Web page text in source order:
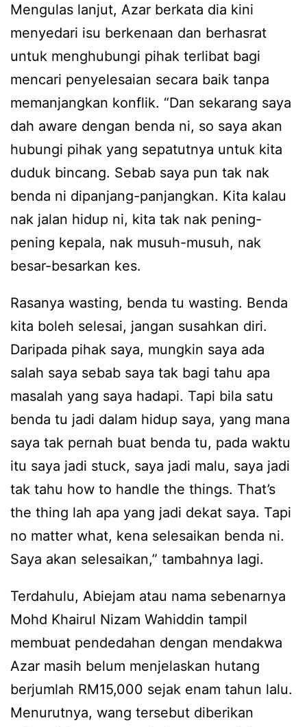
Mengulas lanjut, Azar berkata dia kini
menyedari isu berkenaan dan berhasrat
untuk menghubungi pihak terlibat bagi
mencari penyelesaian secara baik tanpa
memanjangkan konflik. “Dan sekarang saya
dah aware dengan benda ni, so saya akan
hubungi pihak yang sepatutnya untuk kita
duduk bincang. Sebab saya pun tak nak
benda ni dipanjang-panjangkan. Kita kalau
nak jalan hidup ni, kita tak nak pening-
pening kepala, nak musuh-musuh, nak
besar-besarkan kes.
Rasanya wasting, benda tu wasting. Benda
kita boleh selesai, jangan susahkan diri.
Daripada pihak saya, mungkin saya ada
salah saya sebab saya tak bagi tahu apa
masalah yang saya hadapi. Tapi bila satu
benda tu jadi dalam hidup saya, yang mana
saya tak pernah buat benda tu, pada waktu
itu saya jadi stuck, saya jadi malu, saya jadi
tak tahu how to handle the things. That’s
the thing lah apa yang jadi dekat saya. Tapi
no matter what, kena selesaikan benda ni.
Saya akan selesaikan,” tambahnya lagi.
Terdahulu, Abiejam atau nama sebenarnya
Mohd Khairul Nizam Wahiddin tampil
membuat pendedahan dengan mendakwa
Azar masih belum menjelaskan hutang
berjumlah RM15,000 sejak enam tahun lalu.
Menurutnya, wang tersebut diberikan